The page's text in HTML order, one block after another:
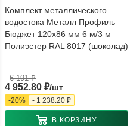
Комплект металлического
водостока Металл Профиль
Бюджет 120x86 мм 6 м/3 м
Полиэстер RAL 8017 (шоколад)
4 952.80 ₽/шт
6 191₽
-20% - 1 238.20 ₽
В КОРЗИНУ